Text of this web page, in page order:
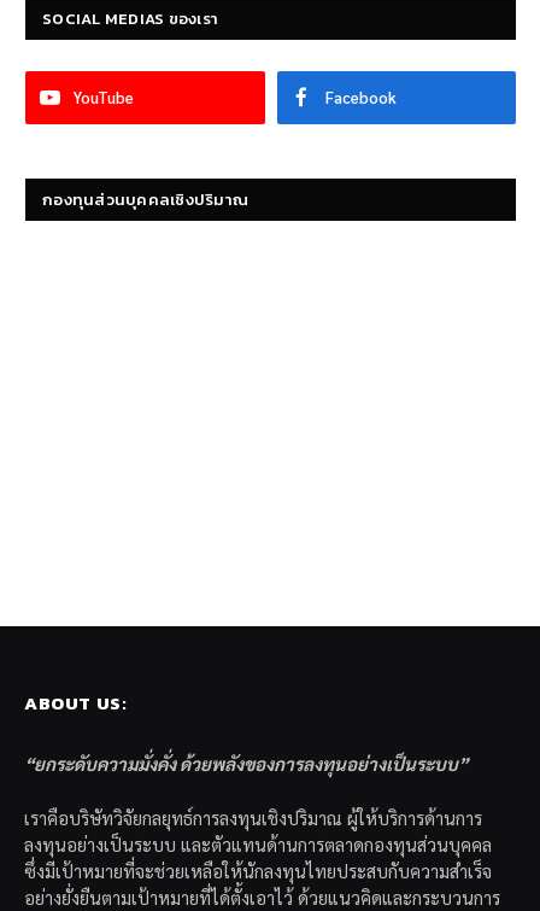
SOCIAL MEDIAS ของเรา
YouTube Facebook
กองทุนส่วนบุคคลเชิงปริมาณ
ABOUT US:
“ยกระดับความมั่งคั่ง ด้วยพลังของการลงทุนอย่างเป็นระบบ”
เราคือบริษัทวิจัยกลยุทธ์การลงทุนเชิงปริมาณ ผู้ให้บริการด้านการ
ลงทุนอย่างเป็นระบบ และตัวแทนด้านการตลาดกองทุนส่วนบุคคล
ซึ่งมีเป้าหมายที่จะช่วยเหลือให้นักลงทุนไทยประสบกับความสำเร็จ
อย่างยั่งยืนตามเป้าหมายที่ได้ตั้งเอาไว้ ด้วยแนวคิดและกระบวนการ